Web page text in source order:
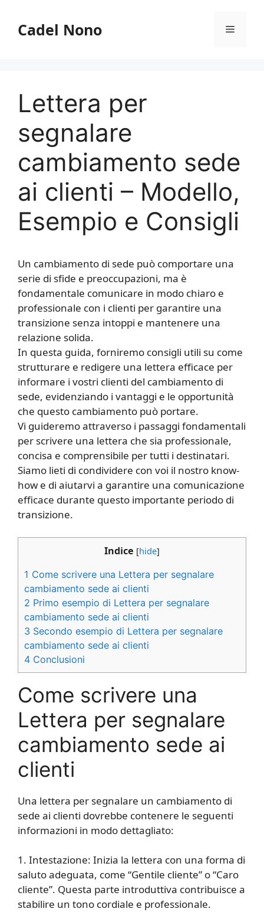
contenuto
Cadel Nono Menu
Lettera per
segnalare
cambiamento sede
ai clienti – Modello,
Esempio e Consigli
Un cambiamento di sede può comportare una
serie di sfide e preoccupazioni, ma è
fondamentale comunicare in modo chiaro e
professionale con i clienti per garantire una
transizione senza intoppi e mantenere una
relazione solida.
In questa guida, forniremo consigli utili su come
strutturare e redigere una lettera efficace per
informare i vostri clienti del cambiamento di
sede, evidenziando i vantaggi e le opportunità
che questo cambiamento può portare.
Vi guideremo attraverso i passaggi fondamentali
per scrivere una lettera che sia professionale,
concisa e comprensibile per tutti i destinatari.
Siamo lieti di condividere con voi il nostro know-
how e di aiutarvi a garantire una comunicazione
efficace durante questo importante periodo di
transizione.
Indice [hide]
1 Come scrivere una Lettera per segnalare
cambiamento sede ai clienti
2 Primo esempio di Lettera per segnalare
cambiamento sede ai clienti
3 Secondo esempio di Lettera per segnalare
cambiamento sede ai clienti
4 Conclusioni
Come scrivere una
Lettera per segnalare
cambiamento sede ai
clienti
Una lettera per segnalare un cambiamento di
sede ai clienti dovrebbe contenere le seguenti
informazioni in modo dettagliato:
1. Intestazione: Inizia la lettera con una forma di
saluto adeguata, come “Gentile cliente” o “Caro
cliente”. Questa parte introduttiva contribuisce a
stabilire un tono cordiale e professionale.